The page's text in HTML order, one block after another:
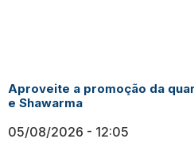
Aproveite a promoção da
e Shawarma
05/08/2026 12:05